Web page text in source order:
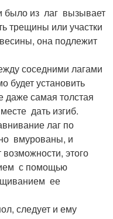
было из лаг вызывает
трещины или участки
она подлежит
соседними лагами
будет установить
даже самая толстая
дать изгиб.
лаг по
вмурованы, и
этого
с помощью
ее
следует и ему